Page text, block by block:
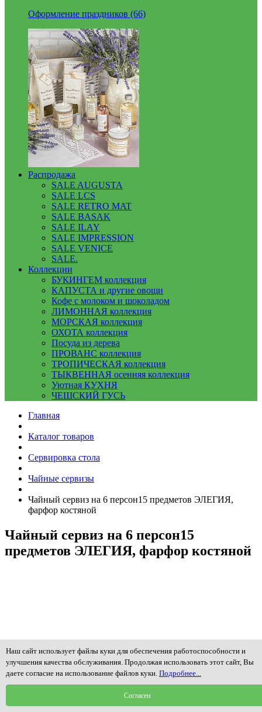
Оформление праздников (66)
Распродажа
SALE AUGUSTA
SALE LCS
SALE RETRO MAT
SALE BASAK
SALE ILAY
SALE IMPRESSION
SALE VENICE
SALE.
Коллекции
БУКИНГЕМ коллекция
КАПУСТА и другие овощи
Кофе с молоком и шоколадом
ЛИМОННАЯ коллекция
МОРСКАЯ коллекция
ОХОТА коллекция
Посуда из дерева
ПРОВАНС коллекция
ТРОПИЧЕСКАЯ коллекция
ТЫКВЕННАЯ осенняя коллекция
Уютная КУХНЯ
ЧЕШСКИЙ ГУСЬ
Главная
Каталог товаров
Сервировка стола
Чайные сервизы
Чайный сервиз на 6 персон15 предметов ЭЛЕГИЯ,
фарфор костяной
Чайный сервиз на 6 персон15
предметов ЭЛЕГИЯ, фарфор костяной
Наш сайт использует файлы куки для обеспечения работоспособности и
улучшения качества обслуживания. Продолжая использовать этот сайт, Вы
даете согласие на использование файлов куки. Подробнее...
Согласен